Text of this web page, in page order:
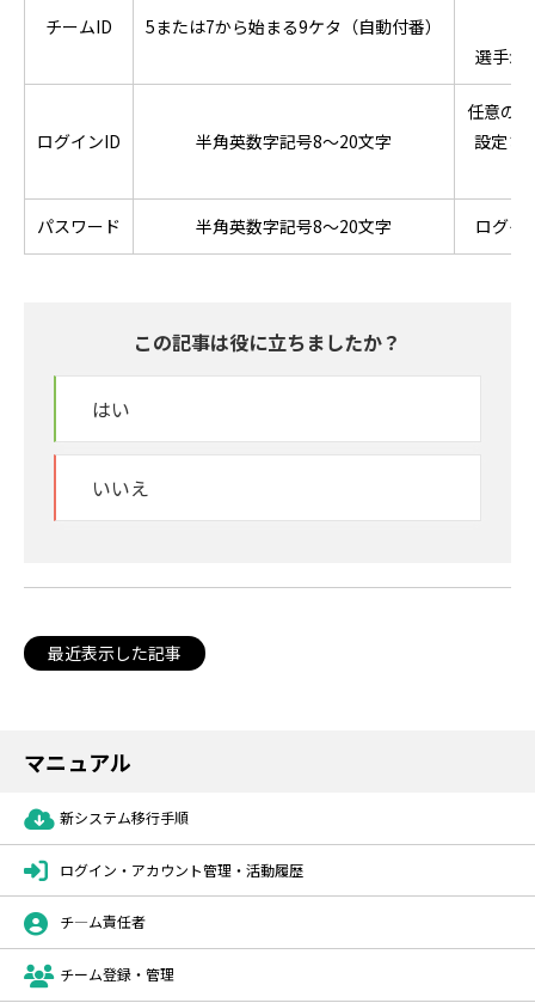
チームID
5または7から始まる9ケタ（自動付番）
選手が
ログインID 半角英数字記号8～20文字
任意の
設定さ
パスワード 半角英数字記号8～20文字 ログイ
この記事は役に立ちましたか？
はい
いいえ
最近表示した記事
マニュアル
新システム移行手順
ログイン・アカウント管理・活動履歴
チ―ム責任者
チーム登録・管理